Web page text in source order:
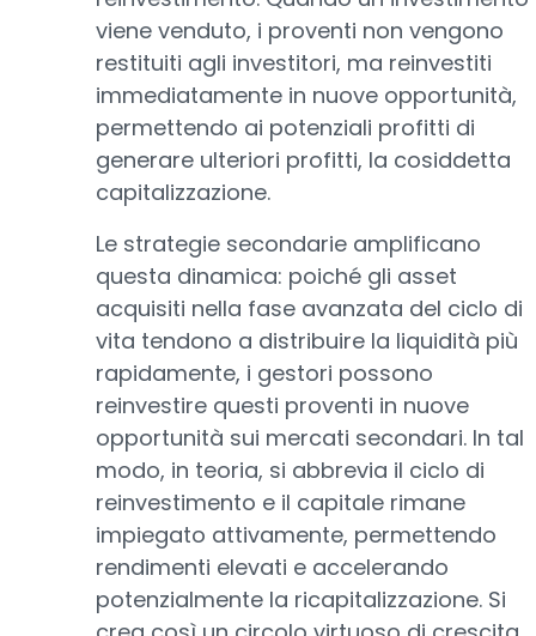
viene venduto, i proventi non vengono
restituiti agli investitori, ma reinvestiti
immediatamente in nuove opportunità,
permettendo ai potenziali profitti di
generare ulteriori profitti, la cosiddetta
capitalizzazione.
Le strategie secondarie amplificano
questa dinamica: poiché gli asset
acquisiti nella fase avanzata del ciclo di
vita tendono a distribuire la liquidità più
rapidamente, i gestori possono
reinvestire questi proventi in nuove
opportunità sui mercati secondari. In tal
modo, in teoria, si abbrevia il ciclo di
reinvestimento e il capitale rimane
impiegato attivamente, permettendo
rendimenti elevati e accelerando
potenzialmente la ricapitalizzazione. Si